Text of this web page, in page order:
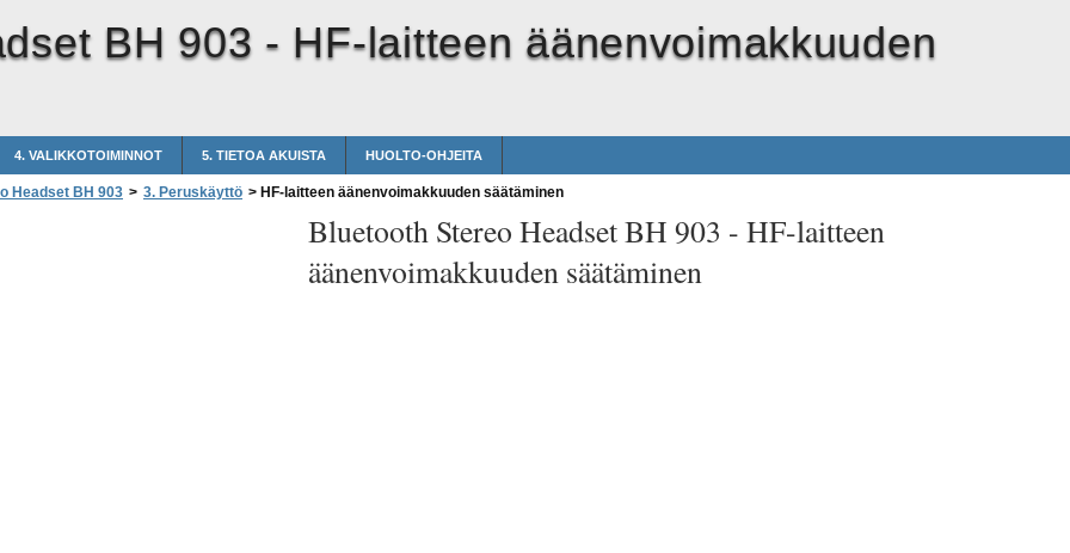
BH 903 - HF-laitteen äänenvoimakkuuden
4. VALIKKOTOIMINNOT 5. TIETOA AKUISTA HUOLTO-OHJEITA
Headset BH 903 > 3. Peruskäyttö > HF-laitteen äänenvoimakkuuden säätäminen
Bluetooth Stereo Headset BH 903 - HF-laitteen
äänenvoimakkuuden säätäminen